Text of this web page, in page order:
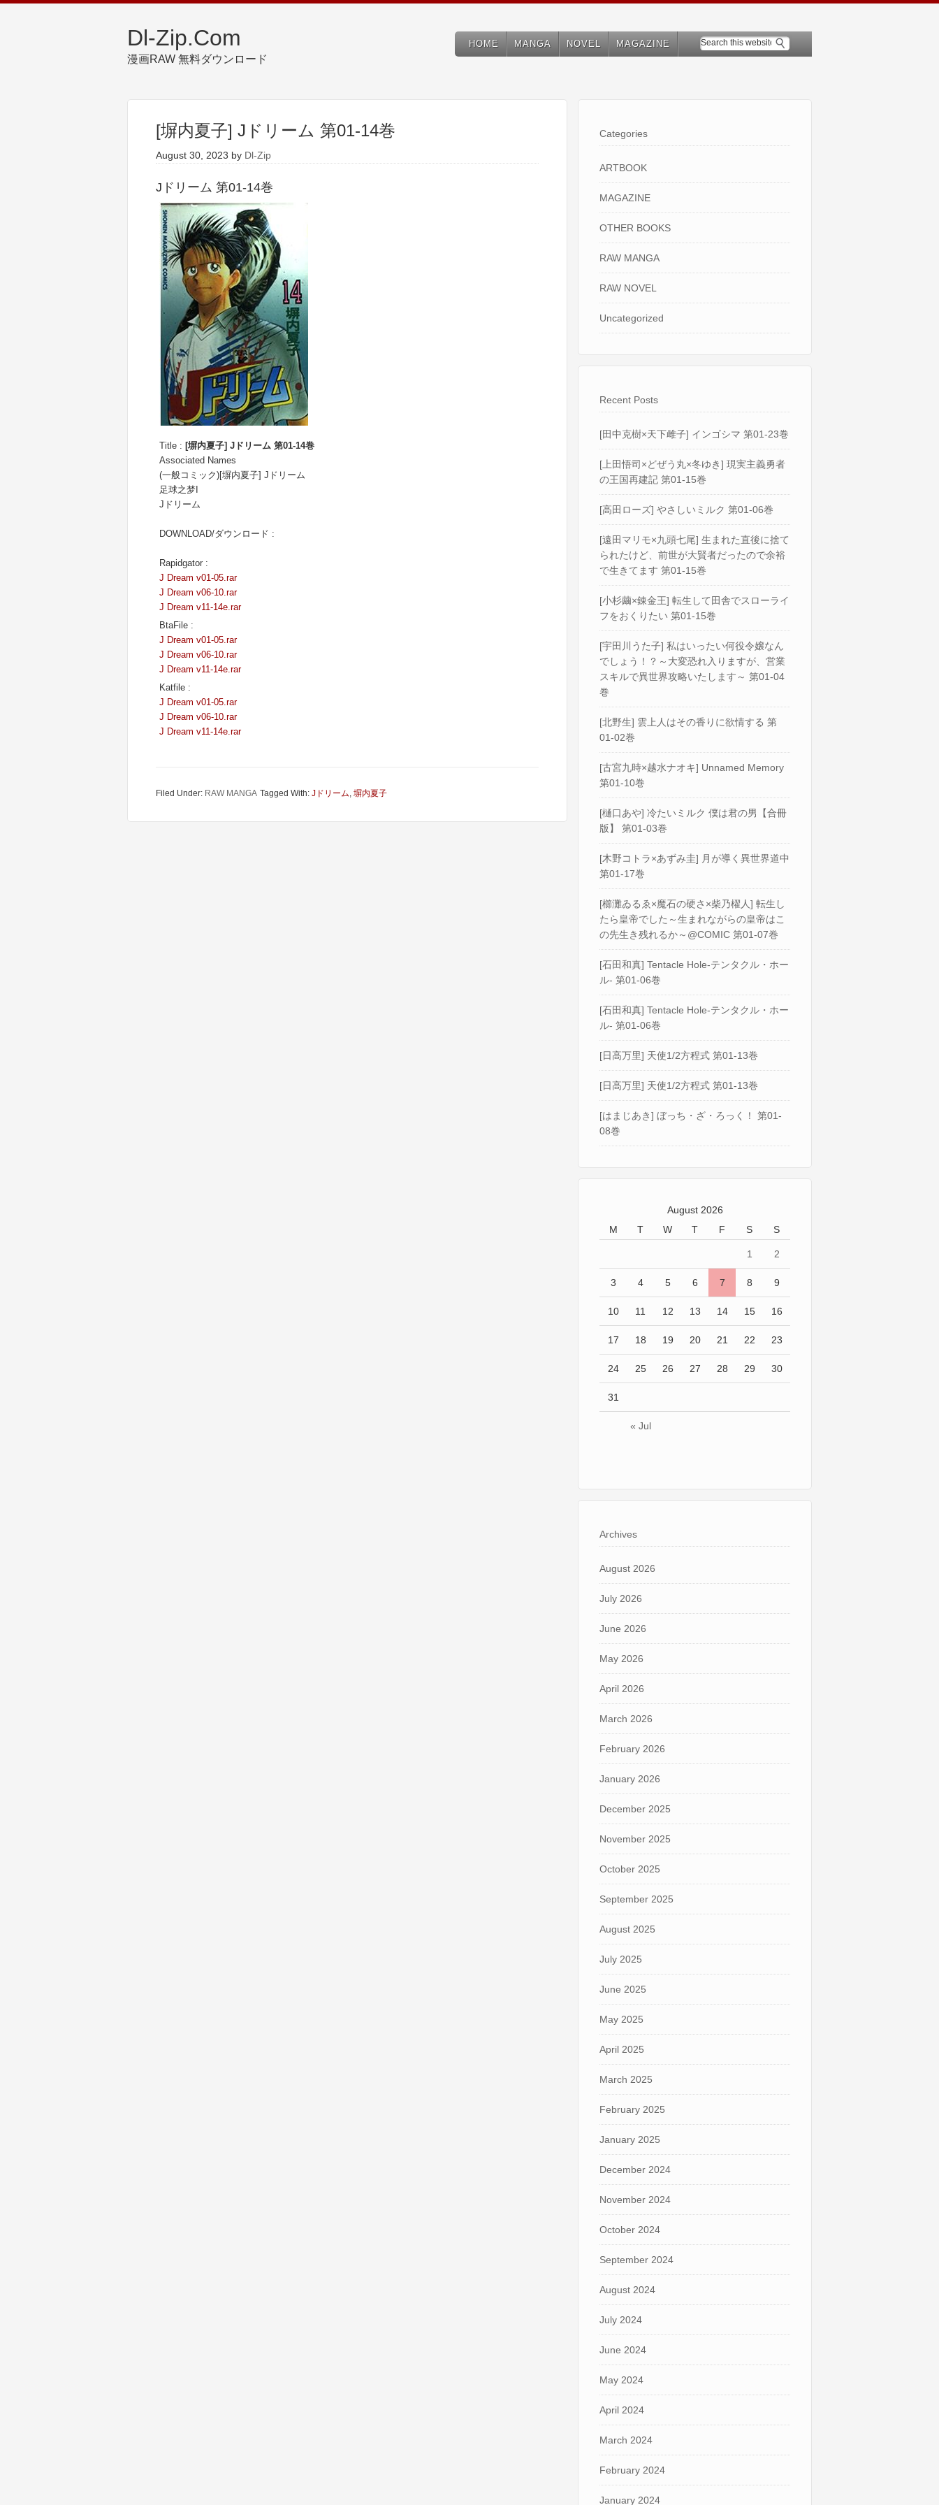
Dl-Zip.Com
漫画RAW 無料ダウンロード
HOME MANGA NOVEL MAGAZINE
[塀内夏子] Jドリーム 第01-14巻
August 30, 2023 by Dl-Zip
Jドリーム 第01-14巻
Title : [塀内夏子] Jドリーム 第01-14巻
Associated Names
(一般コミック)[塀内夏子] Jドリーム
足球之梦I
Jドリーム
DOWNLOAD/ダウンロード :
Rapidgator :
J Dream v01-05.rar
J Dream v06-10.rar
J Dream v11-14e.rar
BtaFile :
J Dream v01-05.rar
J Dream v06-10.rar
J Dream v11-14e.rar
Katfile :
J Dream v01-05.rar
J Dream v06-10.rar
J Dream v11-14e.rar
Filed Under: RAW MANGA Tagged With: Jドリーム, 塀内夏子
Categories
ARTBOOK
MAGAZINE
OTHER BOOKS
RAW MANGA
RAW NOVEL
Uncategorized
Recent Posts
[田中克樹×天下雌子] インゴシマ 第01-23巻
[上田悟司×どぜう丸×冬ゆき] 現実主義勇者
の王国再建記 第01-15巻
[高田ローズ] やさしいミルク 第01-06巻
[遠田マリモ×九頭七尾] 生まれた直後に捨て
られたけど、前世が大賢者だったので余裕
で生きてます 第01-15巻
[小杉繭×錬金王] 転生して田舎でスローライ
フをおくりたい 第01-15巻
[宇田川うた子] 私はいったい何役令嬢なん
でしょう！？～大変恐れ入りますが、営業
スキルで異世界攻略いたします～ 第01-04
巻
[北野生] 雲上人はその香りに欲情する 第
01-02巻
[古宮九時×越水ナオキ] Unnamed Memory
第01-10巻
[樋口あや] 冷たいミルク 僕は君の男【合冊
版】 第01-03巻
[木野コトラ×あずみ圭] 月が導く異世界道中
第01-17巻
[櫛灘ゐるゑ×魔石の硬さ×柴乃櫂人] 転生し
たら皇帝でした～生まれながらの皇帝はこ
の先生き残れるか～@COMIC 第01-07巻
[石田和真] Tentacle Hole-テンタクル・ホー
ル- 第01-06巻
[石田和真] Tentacle Hole-テンタクル・ホー
ル- 第01-06巻
[日高万里] 天使1/2方程式 第01-13巻
[日高万里] 天使1/2方程式 第01-13巻
[はまじあき] ぼっち・ざ・ろっく！ 第01-
08巻
August 2026
M
T W T F S S
« Jul
1 2
3 4 5 6 7 8 9
10 11 12 13 14 15 16
17 18 19 20 21 22 23
24 25 26 27 28 29 30
31
Archives
August 2026
July 2026
June 2026
May 2026
April 2026
March 2026
February 2026
January 2026
December 2025
November 2025
October 2025
September 2025
August 2025
July 2025
June 2025
May 2025
April 2025
March 2025
February 2025
January 2025
December 2024
November 2024
October 2024
September 2024
August 2024
July 2024
June 2024
May 2024
April 2024
March 2024
February 2024
January 2024